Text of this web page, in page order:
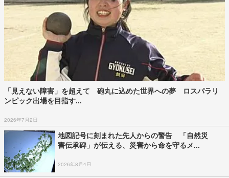
「見えない障害」を超えて 砲丸に込めた世界への夢 ロスパラリ
ンピック出場を目指す...
2026年7月2日
地図記号に刻まれた先人からの警告 「自然災
害伝承碑」が伝える、災害から命を守るメ...
2026年8月4日